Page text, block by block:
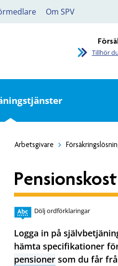
Om SPV
Tillhör
Arbetsgivare
Dölj ordförklaringar
Logga in på
hämta specifikationer
pensioner som du får